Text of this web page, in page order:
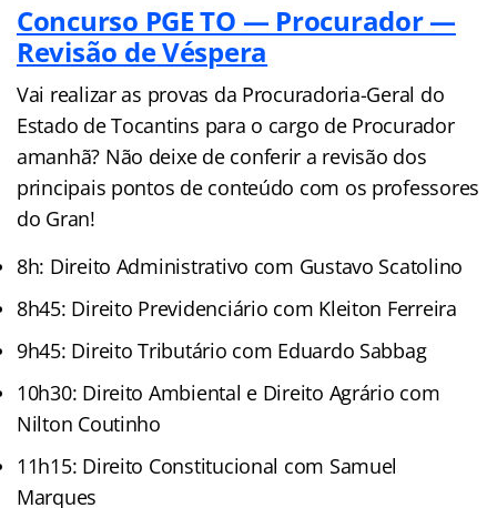
Concurso PGE TO — Procurador —
Revisão de Véspera
Vai realizar as provas da Procuradoria-Geral do
Estado de Tocantins para o cargo de Procurador
amanhã? Não deixe de conferir a revisão dos
principais pontos de conteúdo com os professores
do Gran!
8h: Direito Administrativo com Gustavo Scatolino
8h45: Direito Previdenciário com Kleiton Ferreira
9h45: Direito Tributário com Eduardo Sabbag
10h30: Direito Ambiental e Direito Agrário com
Nilton Coutinho
11h15: Direito Constitucional com Samuel
Marques